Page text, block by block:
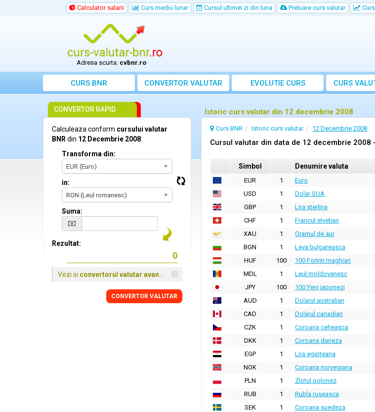
Calculator salarii Curs mediu lunar Cursul ultimei zi din luna Preluare curs valutar
Adresa scurta: cvbnr.ro
CURS BNR CONVERTOR VALUTAR EVOLUTIE CURS CURS
Istoric curs valutar din 12 decembrie 2008
Curs BNR Istoric curs valutar 12 Decembrie 2008
Cursul valutar din data de 12 decembrie 2008
Simbol Denumire valuta
EUR 1 Euro
USD
1 Dolar SUA
GBP
1 Lira sterlina
CHF
1 Francul elvetian
XAU
1 Gramul de aur
BGN
1 Leva bulgareasca
HUF
100 100 Forinti maghiari
MDL
1 Leul moldovenesc
JPY
100 100 Yeni japonezi
AUD
1 Dolarul australian
CAD
1 Dolarul canadian
CZK
1 Coroana ceheasca
DKK
1 Coroana daneza
EGP
1 Lira egipteana
NOK
1 Coroana norvegiana
PLN
1 Zlotul polonez
RUB
1 Rubla ruseasca
SEK
1 Coroana suedeza
CONVERTOR RAPID
Calculeaza conform cursului valutar
BNR din 12 Decembrie 2008:
Transforma din:
EUR (Euro)
in:
RON (Leul romanesc)
Suma:
Rezultat:
Vezi si convertorul valutar avansat
CONVERTOR VALUTAR